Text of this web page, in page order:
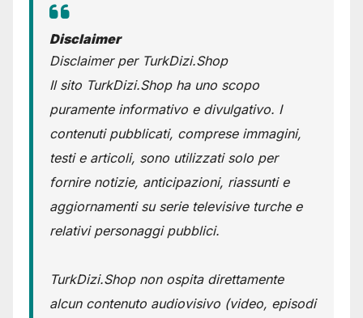
Disclaimer
Disclaimer per TurkDizi.Shop
Il sito TurkDizi.Shop ha uno scopo
puramente informativo e divulgativo. I
contenuti pubblicati, comprese immagini,
testi e articoli, sono utilizzati solo per
fornire notizie, anticipazioni, riassunti e
aggiornamenti su serie televisive turche e
relativi personaggi pubblici.
TurkDizi.Shop non ospita direttamente
alcun contenuto audiovisivo (video, episodi